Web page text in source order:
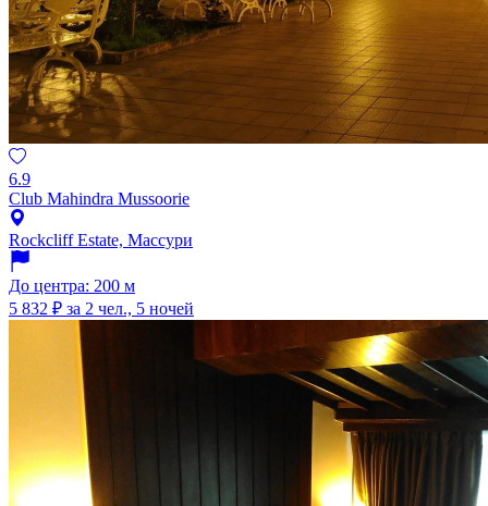
6.9
Club Mahindra Mussoorie
Rockcliff Estate, Массури
До центра: 200 м
5 832 ₽ за 2 чел., 5 ночей